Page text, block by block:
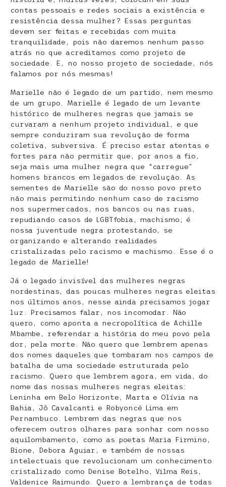
contas pessoais e redes sociais a existência e
resistência dessa mulher? Essas perguntas
devem ser feitas e recebidas com muita
tranquilidade, pois não daremos nenhum passo
atrás no que acreditamos como projeto de
sociedade. E, no nosso projeto de sociedade, nós
falamos por nós mesmas!
Marielle não é legado de um partido, nem mesmo
de um grupo. Marielle é legado de um levante
histórico de mulheres negras que jamais se
curvaram a nenhum projeto individual, e que
sempre conduziram sua revolução de forma
coletiva, subversiva. É preciso estar atentas e
fortes para não permitir que, por anos a fio,
seja mais uma mulher negra que “carregue”
homens brancos em legados de revolução. As
sementes de Marielle são do nosso povo preto
não mais permitindo nenhum caso de racismo
nos supermercados, nos bancos ou nas ruas,
repudiando casos de LGBTfobia, machismo; é
nossa juventude negra protestando, se
organizando e alterando realidades
cristalizadas pelo racismo e machismo. Esse é o
legado de Marielle!
Já o legado invisível das mulheres negras
nordestinas, das poucas mulheres negras eleitas
nos últimos anos, nesse ainda precisamos jogar
luz. Precisamos falar, nos incomodar. Não
quero, como aponta a necropolítica de Achille
Mbambe, referendar a história do meu povo pela
dor, pela morte. Não quero que lembrem apenas
dos nomes daqueles que tombaram nos campos de
batalha de uma sociedade estruturada pelo
racismo. Quero que lembrem agora, em vida, do
nome das nossas mulheres negras eleitas:
Leninha em Belo Horizonte, Marta e Olívia na
Bahia, Jô Cavalcanti e Robyoncé Lima em
Pernambuco. Lembrem das negras que nos
oferecem outros olhares para sonhar com nosso
aquilombamento, como as poetas Maria Firmino,
Bione, Debora Aguiar, e também de nossas
intelectuais que revolucionam um conhecimento
cristalizado como Denise Botelho, Vilma Reis,
Valdenice Raimundo. Quero a lembrança de todas